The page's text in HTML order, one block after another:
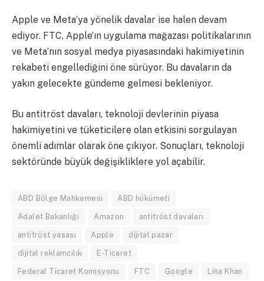
Apple ve Meta’ya yönelik davalar ise halen devam
ediyor. FTC, Apple’ın uygulama mağazası politikalarının
ve Meta’nın sosyal medya piyasasındaki hakimiyetinin
rekabeti engellediğini öne sürüyor. Bu davaların da
yakın gelecekte gündeme gelmesi bekleniyor.
Bu antitröst davaları, teknoloji devlerinin piyasa
hakimiyetini ve tüketicilere olan etkisini sorgulayan
önemli adımlar olarak öne çıkıyor. Sonuçları, teknoloji
sektöründe büyük değişikliklere yol açabilir.
ABD Bölge Mahkemesi ABD hükümeti
Adalet Bakanlığı Amazon antitröst davaları
antitröst yasası Apple dijital pazar
dijital reklamcılık E-Ticaret
Federal Ticaret Komisyonu FTC Google Lina Khan